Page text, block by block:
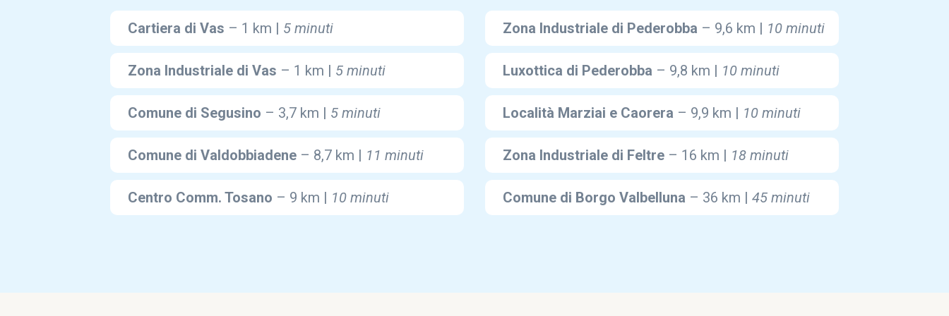
Cartiera di Vas – 1 km | 5 minuti
Zona Industriale di Vas – 1 km | 5 minuti
Comune di Segusino – 3,7 km | 5 minuti
Comune di Valdobbiadene – 8,7 km | 11 minuti
Centro Comm. Tosano – 9 km | 10 minuti
Zona Industriale di Pederobba – 9,6 km | 10 minuti
Luxottica di Pederobba – 9,8 km | 10 minuti
Località Marziai e Caorera – 9,9 km | 10 minuti
Zona Industriale di Feltre – 16 km | 18 minuti
Comune di Borgo Valbelluna – 36 km | 45 minuti